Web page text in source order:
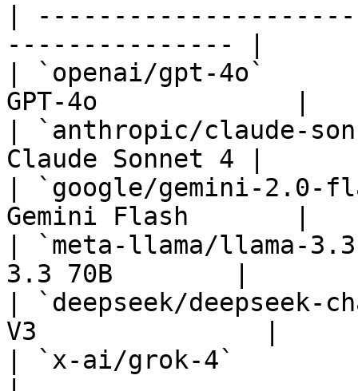
|
--------------- |
| `openai/gpt-4o`
GPT-4o             |
| `anthropic/claude-
Claude Sonnet 4 |
| `google/gemini-
Gemini Flash       |
| `meta-llama/llama-
3.3 70B        |
| `deepseek/
V3               |
| `x-ai/grok-4`